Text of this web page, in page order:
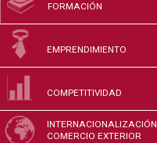
FORMACIÓN
EMPRENDIMIENTO
COMPETITIVIDAD
INTERNACIONALIZACIÓN
COMERCIO EXTERIOR